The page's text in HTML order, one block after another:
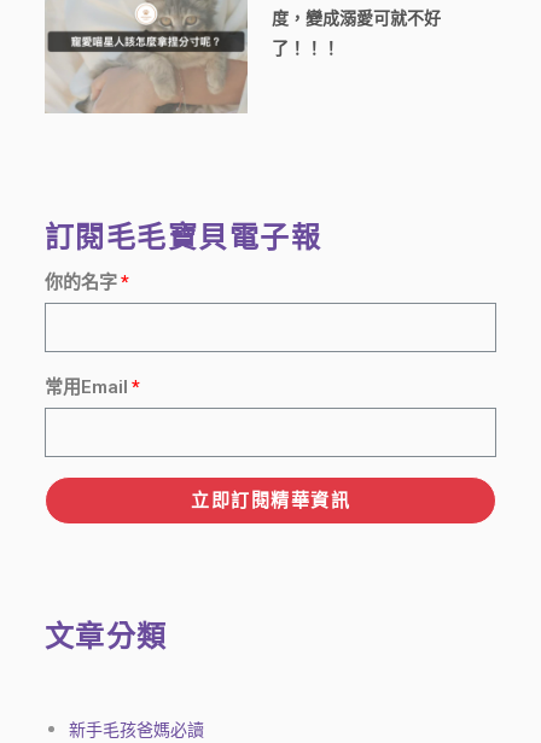
度，變成溺愛可就不好
了！！！
訂閱毛毛寶貝電子報
你的名字
常用Email
立即訂閱精華資訊
文章分類
新手毛孩爸媽必讀